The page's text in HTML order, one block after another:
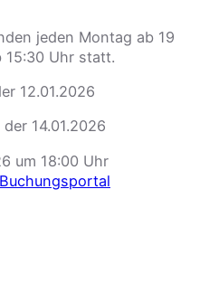
jeden Montag ab 19
15:30 Uhr statt.
12.01.2026
14.01.2026
um 18:00 Uhr